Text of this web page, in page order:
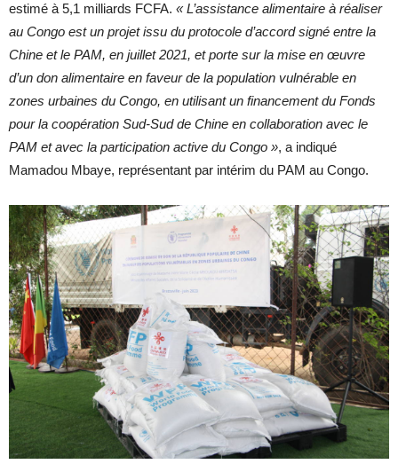
estimé à 5,1 milliards FCFA. « L’assistance alimentaire à réaliser
au Congo est un projet issu du protocole d’accord signé entre la
Chine et le PAM, en juillet 2021, et porte sur la mise en œuvre
d’un don alimentaire en faveur de la population vulnérable en
zones urbaines du Congo, en utilisant un financement du Fonds
pour la coopération Sud-Sud de Chine en collaboration avec le
PAM et avec la participation active du Congo », a indiqué
Mamadou Mbaye, représentant par intérim du PAM au Congo.